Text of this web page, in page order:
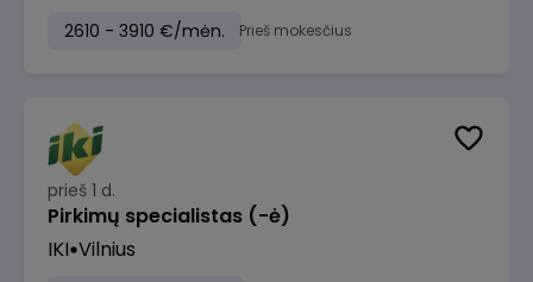
2610 - 3910 €/mėn. Prieš mokesčius
prieš 1 d.
Pirkimų specialistas (-ė)
IKI Vilnius